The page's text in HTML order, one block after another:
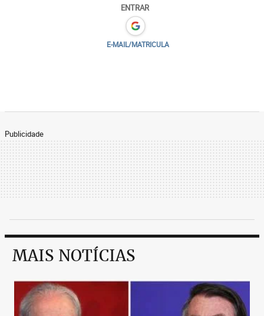
ENTRAR
E-MAIL/MATRICULA
Publicidade
MAIS NOTÍCIAS